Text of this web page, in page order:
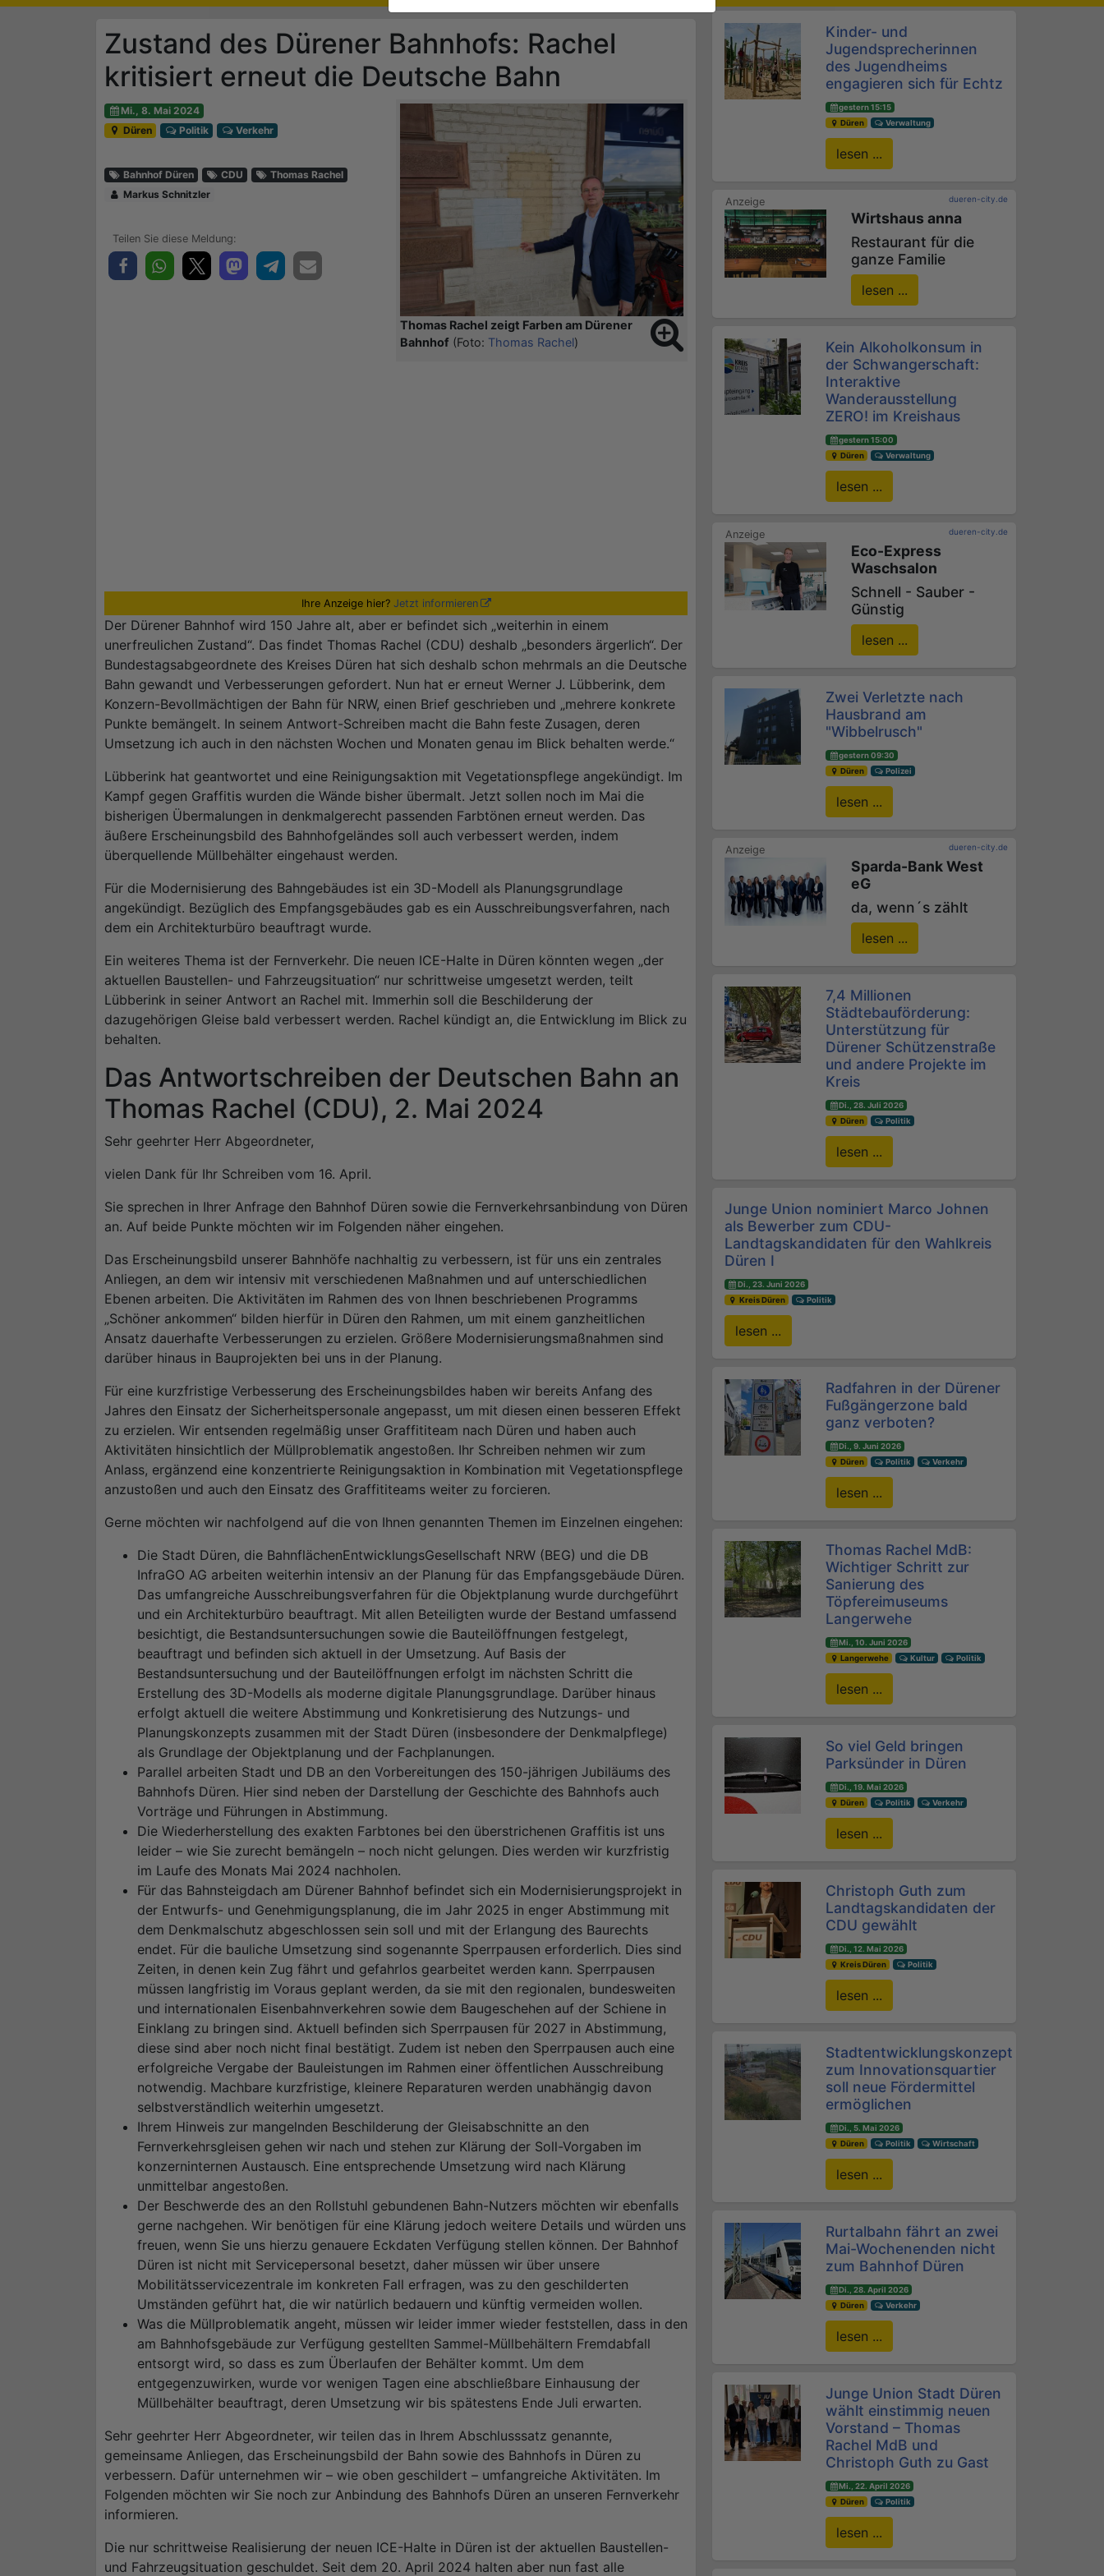
Zustand des Dürener Bahnhofs: Rachel
kritisiert erneut die Deutsche Bahn
Thomas Rachel zeigt Farben am Dürener
Bahnhof (Foto: Thomas Rachel)
Mi., 8. Mai 2024
Düren
Politik Verkehr
Bahnhof Düren CDU
Thomas Rachel
Markus Schnitzler
Ihre Anzeige hier? Jetzt informieren
Der Dürener Bahnhof wird 150 Jahre alt, aber er befindet sich „weiterhin in einem
unerfreulichen Zustand“. Das findet Thomas Rachel (CDU) deshalb „besonders ärgerlich“. Der
Bundestagsabgeordnete des Kreises Düren hat sich deshalb schon mehrmals an die Deutsche
Bahn gewandt und Verbesserungen gefordert. Nun hat er erneut Werner J. Lübberink, dem
Konzern-Bevollmächtigen der Bahn für NRW, einen Brief geschrieben und „mehrere konkrete
Punkte bemängelt. In seinem Antwort-Schreiben macht die Bahn feste Zusagen, deren
Umsetzung ich auch in den nächsten Wochen und Monaten genau im Blick behalten werde.“
Lübberink hat geantwortet und eine Reinigungsaktion mit Vegetationspflege angekündigt. Im
Kampf gegen Graffitis wurden die Wände bisher übermalt. Jetzt sollen noch im Mai die
bisherigen Übermalungen in denkmalgerecht passenden Farbtönen erneut werden. Das
äußere Erscheinungsbild des Bahnhofgeländes soll auch verbessert werden, indem
überquellende Müllbehälter eingehaust werden.
Für die Modernisierung des Bahngebäudes ist ein 3D-Modell als Planungsgrundlage
angekündigt. Bezüglich des Empfangsgebäudes gab es ein Ausschreibungsverfahren, nach
dem ein Architekturbüro beauftragt wurde.
Ein weiteres Thema ist der Fernverkehr. Die neuen ICE-Halte in Düren könnten wegen „der
aktuellen Baustellen- und Fahrzeugsituation“ nur schrittweise umgesetzt werden, teilt
Lübberink in seiner Antwort an Rachel mit. Immerhin soll die Beschilderung der
dazugehörigen Gleise bald verbessert werden. Rachel kündigt an, die Entwicklung im Blick zu
behalten.
Das Antwortschreiben der Deutschen Bahn an
Thomas Rachel (CDU), 2. Mai 2024
Sehr geehrter Herr Abgeordneter,
vielen Dank für Ihr Schreiben vom 16. April.
Sie sprechen in Ihrer Anfrage den Bahnhof Düren sowie die Fernverkehrsanbindung von Düren
an. Auf beide Punkte möchten wir im Folgenden näher eingehen.
Das Erscheinungsbild unserer Bahnhöfe nachhaltig zu verbessern, ist für uns ein zentrales
Anliegen, an dem wir intensiv mit verschiedenen Maßnahmen und auf unterschiedlichen
Ebenen arbeiten. Die Aktivitäten im Rahmen des von Ihnen beschriebenen Programms
„Schöner ankommen“ bilden hierfür in Düren den Rahmen, um mit einem ganzheitlichen
Ansatz dauerhafte Verbesserungen zu erzielen. Größere Modernisierungsmaßnahmen sind
darüber hinaus in Bauprojekten bei uns in der Planung.
Für eine kurzfristige Verbesserung des Erscheinungsbildes haben wir bereits Anfang des
Jahres den Einsatz der Sicherheitspersonale angepasst, um mit diesen einen besseren Effekt
zu erzielen. Wir entsenden regelmäßig unser Graffititeam nach Düren und haben auch
Aktivitäten hinsichtlich der Müllproblematik angestoßen. Ihr Schreiben nehmen wir zum
Anlass, ergänzend eine konzentrierte Reinigungsaktion in Kombination mit Vegetationspflege
anzustoßen und auch den Einsatz des Graffititeams weiter zu forcieren.
Gerne möchten wir nachfolgend auf die von Ihnen genannten Themen im Einzelnen eingehen:
Die Stadt Düren, die BahnflächenEntwicklungsGesellschaft NRW (BEG) und die DB
InfraGO AG arbeiten weiterhin intensiv an der Planung für das Empfangsgebäude Düren.
Das umfangreiche Ausschreibungsverfahren für die Objektplanung wurde durchgeführt
und ein Architekturbüro beauftragt. Mit allen Beteiligten wurde der Bestand umfassend
besichtigt, die Bestandsuntersuchungen sowie die Bauteilöffnungen festgelegt,
beauftragt und befinden sich aktuell in der Umsetzung. Auf Basis der
Bestandsuntersuchung und der Bauteilöffnungen erfolgt im nächsten Schritt die
Erstellung des 3D-Modells als moderne digitale Planungsgrundlage. Darüber hinaus
erfolgt aktuell die weitere Abstimmung und Konkretisierung des Nutzungs- und
Planungskonzepts zusammen mit der Stadt Düren (insbesondere der Denkmalpflege)
als Grundlage der Objektplanung und der Fachplanungen.
Parallel arbeiten Stadt und DB an den Vorbereitungen des 150-jährigen Jubiläums des
Bahnhofs Düren. Hier sind neben der Darstellung der Geschichte des Bahnhofs auch
Vorträge und Führungen in Abstimmung.
Die Wiederherstellung des exakten Farbtones bei den überstrichenen Graffitis ist uns
leider – wie Sie zurecht bemängeln – noch nicht gelungen. Dies werden wir kurzfristig
im Laufe des Monats Mai 2024 nachholen.
Für das Bahnsteigdach am Dürener Bahnhof befindet sich ein Modernisierungsprojekt in
der Entwurfs- und Genehmigungsplanung, die im Jahr 2025 in enger Abstimmung mit
dem Denkmalschutz abgeschlossen sein soll und mit der Erlangung des Baurechts
endet. Für die bauliche Umsetzung sind sogenannte Sperrpausen erforderlich. Dies sind
Zeiten, in denen kein Zug fährt und gefahrlos gearbeitet werden kann. Sperrpausen
müssen langfristig im Voraus geplant werden, da sie mit den regionalen, bundesweiten
und internationalen Eisenbahnverkehren sowie dem Baugeschehen auf der Schiene in
Einklang zu bringen sind. Aktuell befinden sich Sperrpausen für 2027 in Abstimmung,
diese sind aber noch nicht final bestätigt. Zudem ist neben den Sperrpausen auch eine
erfolgreiche Vergabe der Bauleistungen im Rahmen einer öffentlichen Ausschreibung
notwendig. Machbare kurzfristige, kleinere Reparaturen werden unabhängig davon
selbstverständlich weiterhin umgesetzt.
Ihrem Hinweis zur mangelnden Beschilderung der Gleisabschnitte an den
Fernverkehrsgleisen gehen wir nach und stehen zur Klärung der Soll-Vorgaben im
konzerninternen Austausch. Eine entsprechende Umsetzung wird nach Klärung
unmittelbar angestoßen.
Der Beschwerde des an den Rollstuhl gebundenen Bahn-Nutzers möchten wir ebenfalls
gerne nachgehen. Wir benötigen für eine Klärung jedoch weitere Details und würden uns
freuen, wenn Sie uns hierzu genauere Eckdaten Verfügung stellen können. Der Bahnhof
Düren ist nicht mit Servicepersonal besetzt, daher müssen wir über unsere
Mobilitätsservicezentrale im konkreten Fall erfragen, was zu den geschilderten
Umständen geführt hat, die wir natürlich bedauern und künftig vermeiden wollen.
Was die Müllproblematik angeht, müssen wir leider immer wieder feststellen, dass in den
am Bahnhofsgebäude zur Verfügung gestellten Sammel-Müllbehältern Fremdabfall
entsorgt wird, so dass es zum Überlaufen der Behälter kommt. Um dem
entgegenzuwirken, wurde vor wenigen Tagen eine abschließbare Einhausung der
Müllbehälter beauftragt, deren Umsetzung wir bis spätestens Ende Juli erwarten.
Sehr geehrter Herr Abgeordneter, wir teilen das in Ihrem Abschlusssatz genannte,
gemeinsame Anliegen, das Erscheinungsbild der Bahn sowie des Bahnhofs in Düren zu
verbessern. Dafür unternehmen wir – wie oben geschildert – umfangreiche Aktivitäten. Im
Folgenden möchten wir Sie noch zur Anbindung des Bahnhofs Düren an unseren Fernverkehr
informieren.
Die nur schrittweise Realisierung der neuen ICE-Halte in Düren ist der aktuellen Baustellen-
und Fahrzeugsituation geschuldet. Seit dem 20. April 2024 halten aber nun fast alle
Kinder- und
Jugendsprecherinnen
des Jugendheims
engagieren sich für Echtz
gestern 15:15
Düren
Verwaltung
lesen ...
dueren-city.de
Wirtshaus anna
Restaurant für die
ganze Familie
lesen ...
Kein Alkoholkonsum in
der Schwangerschaft:
Interaktive
Wanderausstellung
ZERO! im Kreishaus
gestern 15:00
Düren
Verwaltung
lesen ...
dueren-city.de
Eco-Express
Waschsalon
Schnell - Sauber -
Günstig
lesen ...
Zwei Verletzte nach
Hausbrand am
"Wibbelrusch"
gestern 09:30
Düren
Polizei
lesen ...
dueren-city.de
Sparda-Bank West
eG
da, wenn´s zählt
lesen ...
7,4 Millionen
Städtebauförderung:
Unterstützung für
Dürener Schützenstraße
und andere Projekte im
Kreis
Di., 28. Juli 2026
Düren
Politik
lesen ...
Junge Union nominiert Marco Johnen
als Bewerber zum CDU-
Landtagskandidaten für den Wahlkreis
Düren I
Di., 23. Juni 2026
Kreis Düren
Politik
lesen ...
Radfahren in der Dürener
Fußgängerzone bald
ganz verboten?
Di., 9. Juni 2026
Düren
Politik Verkehr
lesen ...
Thomas Rachel MdB:
Wichtiger Schritt zur
Sanierung des
Töpfereimuseums
Langerwehe
Mi., 10. Juni 2026
Langerwehe
Kultur Politik
lesen ...
So viel Geld bringen
Parksünder in Düren
Di., 19. Mai 2026
Düren
Politik Verkehr
lesen ...
Christoph Guth zum
Landtagskandidaten der
CDU gewählt
Di., 12. Mai 2026
Kreis Düren
Politik
lesen ...
Stadtentwicklungskonzept
zum Innovationsquartier
soll neue Fördermittel
ermöglichen
Di., 5. Mai 2026
Düren
Politik Wirtschaft
lesen ...
Rurtalbahn fährt an zwei
Mai-Wochenenden nicht
zum Bahnhof Düren
Di., 28. April 2026
Düren
Verkehr
lesen ...
Junge Union Stadt Düren
wählt einstimmig neuen
Vorstand – Thomas
Rachel MdB und
Christoph Guth zu Gast
Mi., 22. April 2026
Düren
Politik
lesen ...